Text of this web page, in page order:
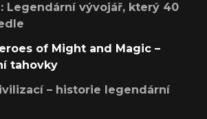
Legendární vývojář, který 40
of Might and Magic –
tahovky
– historie legendární